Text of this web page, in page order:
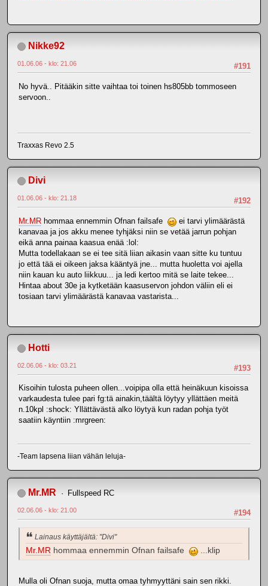
Nikke92
#191
01.06.06 - klo: 21.06
No hyvä.. Pitääkin sitte vaihtaa toi toinen hs805bb tommoseen
servoon..
Traxxas Revo 2.5
Divi
#192
01.06.06 - klo: 21.18
Mr.MR hommaa ennemmin Ofnan failsafe
ei tarvi ylimäärästä
kanavaa ja jos akku menee tyhjäksi niin se vetää jarrun pohjan
eikä anna painaa kaasua enää :lol:
Mutta todellakaan se ei tee sitä liian aikasin vaan sitte ku tuntuu
jo että tää ei oikeen jaksa kääntyä jne... mutta huoletta voi ajella
niin kauan ku auto liikkuu... ja ledi kertoo mitä se laite tekee...
Hintaa about 30e ja kytketään kaasuservon johdon väliin eli ei
tosiaan tarvi ylimäärästä kanavaa vastarista...
Hotti
#193
02.06.06 - klo: 03.21
Kisoihin tulosta puheen ollen...voipipa olla että heinäkuun kisoissa
varkaudesta tulee pari fg:tä ainakin,täältä löytyy yllättäen meitä
n.10kpl :shock: Yllättävästä alko löytyä kun radan pohja työt
saatiin käyntiin :mrgreen:
-Team lapsena liian vähän leluja-
Mr.MR Fullspeed RC
#194
02.06.06 - klo: 21.00
Lainaus käyttäjältä: "Divi"
Mr.MR hommaa ennemmin Ofnan failsafe ...klip
Mulla oli Ofnan suoja, mutta omaa tyhmyyttäni sain sen rikki.